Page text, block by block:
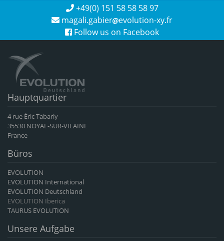
+49(0) 151 58 58 58 97
magali.gabier evolution-xy.fr
Follow us on Facebook
Hauptquartier
4 rue Éric Tabarly
35530 NOYAL-SUR-VILAINE
France
Büros
EVOLUTION
EVOLUTION International
EVOLUTION Deutschland
EVOLUTION Iberica
TAURUS EVOLUTION
Unsere Aufgabe